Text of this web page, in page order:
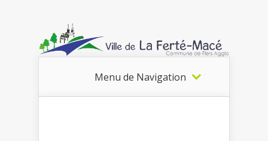
Menu de Navigation